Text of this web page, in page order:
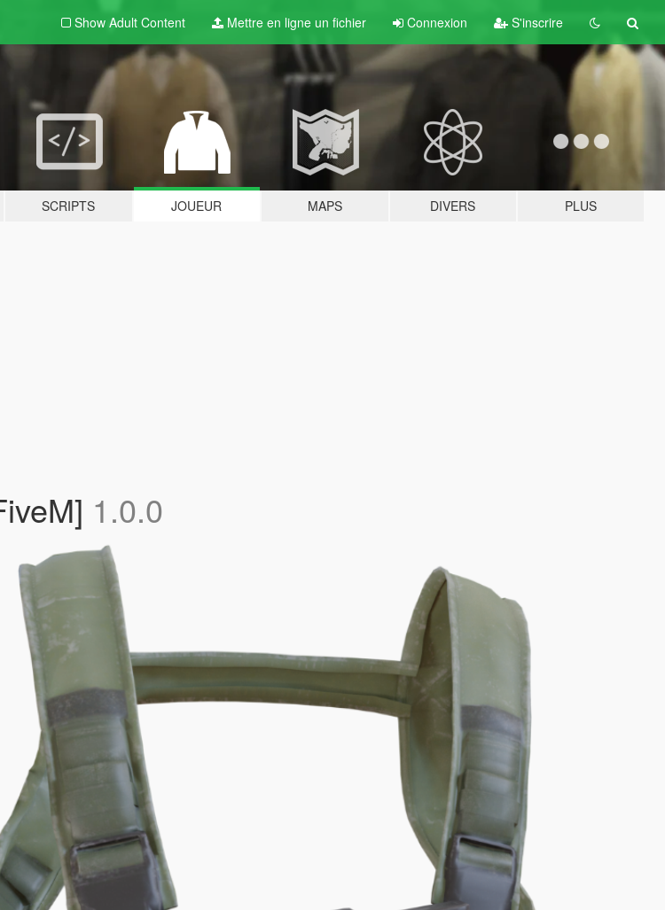
Show Adult Content Mettre en ligne un fichier Connexion S'inscrire
SCRIPTS JOUEUR MAPS DIVERS PLUS
1.0.0